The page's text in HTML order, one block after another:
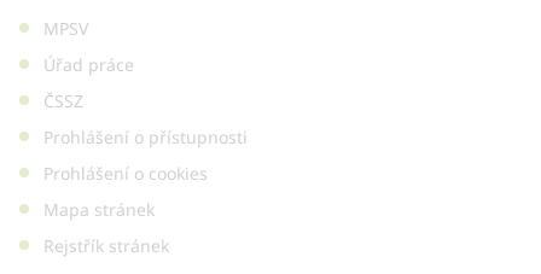
MPSV
Úřad práce
ČSSZ
Prohlášení o přístupnosti
Prohlášení o cookies
Mapa stránek
Rejstřík stránek